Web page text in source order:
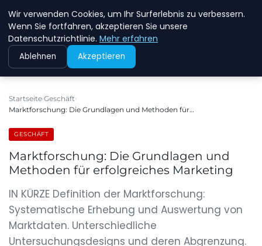
NEW ENERGY JOBS
Startseite Geschäft
Marktforschung: Die Grundlagen und Methoden für…
GESCHÄFT
Marktforschung: Die Grundlagen und
Methoden für erfolgreiches Marketing
IN KÜRZE Definition der Marktforschung:
Systematische Erhebung und Auswertung von
Marktdaten. Unterschiedliche
Untersuchungsdesigns und deren Abgrenzung.
Wir verwenden Cookies, um Ihr Surferlebnis zu verbessern.
Wenn Sie fortfahren, akzeptieren Sie unsere
Datenschutzrichtlinie. Mehr erfahren
Ablehnen Akzeptieren